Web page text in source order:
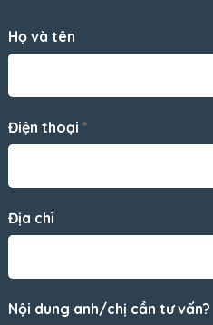
Họ và tên
Điện thoại *
Địa chỉ
Nội dung anh/chị cần tư vấn?